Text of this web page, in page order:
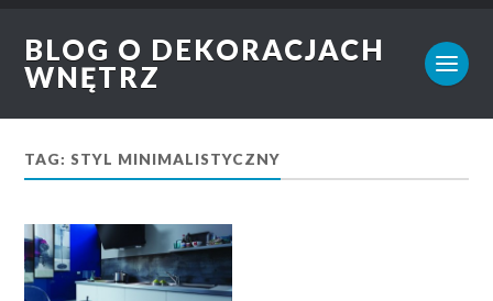
BLOG O DEKORACJACH
WNĘTRZ
TAG: STYL MINIMALISTYCZNY